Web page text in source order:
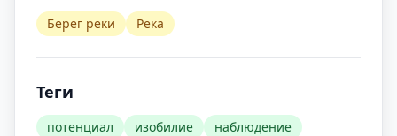
Берег реки Река
Теги
потенциал изобилие
наблюдение